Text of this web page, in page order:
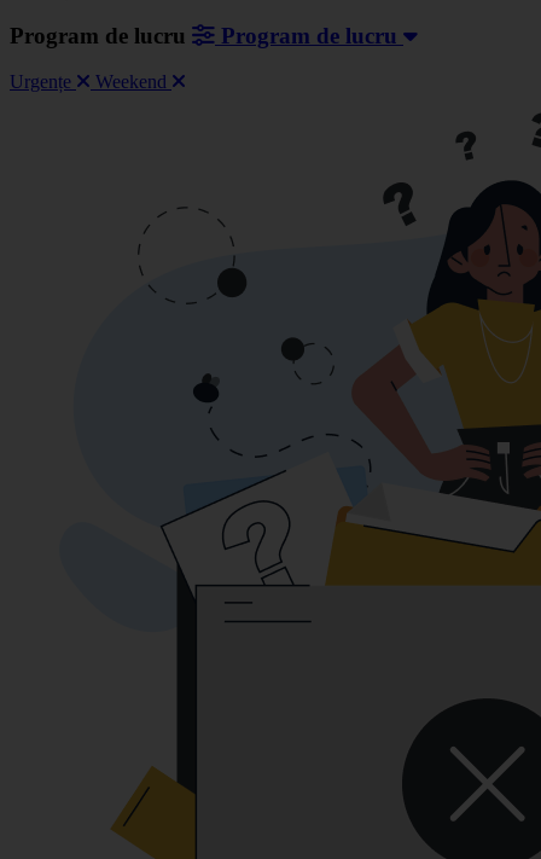
Program de lucru Program de lucru
Urgențe Weekend